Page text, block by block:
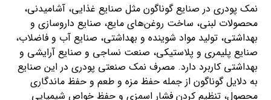
نمک پودری در صنایع گوناگون مثل صنایع غذایی، آشامیدنی،
محصولات لبنی، ساخت روغن‌های مایع، صنایع داروسازی و
بهداشتی، تولید مواد شوینده و بهداشتی، صنایع آب و فاضلاب،
صنایع پلیمری و پلاستیکی، صنعت نساجی و صنایع آرایشی و
بهداشتی کاربرد دارد. مصرف نمک صنعتی پودری در این صنایع
به دلایل گوناگون از جمله حفظ مزه و طعم و حفظ ماندگاری
محصول، تنظیم کردن فشار اسمزی و حفظ خواص شیمیایی